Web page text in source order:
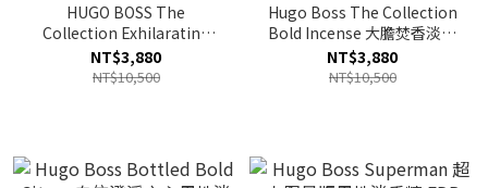
HUGO BOSS The
Collection Exhilarating
Vanilla 振奮香草淡香精 EDP
INTENSE 100ml
NT$3,880
NT$10,500
Hugo Boss The Collection
Bold Incense 大膽焚香淡香
精 EDP 100ml
NT$3,880
NT$10,500